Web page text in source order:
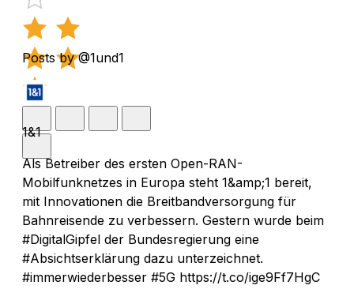
Posts by @1und1
1&1
Als Betreiber des ersten Open-RAN-
Mobilfunknetzes in Europa steht 1&amp;1 bereit,
mit Innovationen die Breitbandversorgung für
Bahnreisende zu verbessern. Gestern wurde beim
#DigitalGipfel der Bundesregierung eine
#Absichtserklärung dazu unterzeichnet.
#immerwiederbesser #5G https://t.co/ige9Ff7HgC